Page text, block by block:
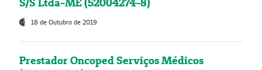
18 de Outubro de 2019
Prestador Oncoped Serviços Médicos